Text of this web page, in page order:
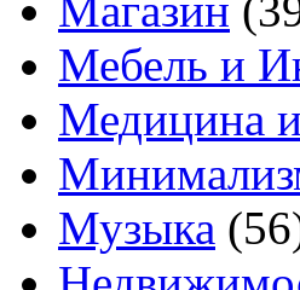
Магазин
Мебель и
Медицина
Музыка